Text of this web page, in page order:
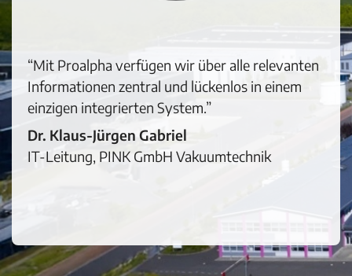
“Mit Proalpha verfügen wir über alle relevanten
Informationen zentral und lückenlos in einem
einzigen integrierten System.”
Dr. Klaus-Jürgen Gabriel
IT-Leitung, PINK GmbH Vakuumtechnik